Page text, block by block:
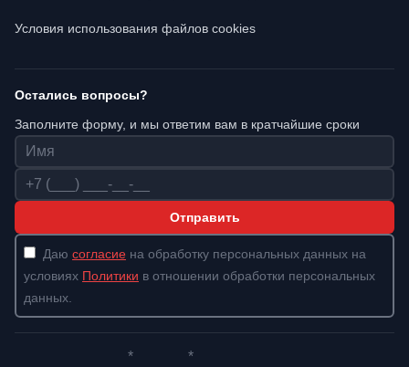
Условия использования файлов cookies
Остались вопросы?
Заполните форму, и мы ответим вам в кратчайшие сроки
Имя
Телефон
Отправить
Даю согласие на обработку персональных данных на
условиях Политики в отношении обработки персональных
данных.
* *